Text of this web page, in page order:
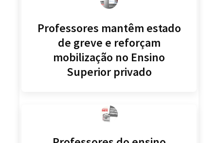
Professores mantêm estado
de greve e reforçam
mobilização no Ensino
Superior privado